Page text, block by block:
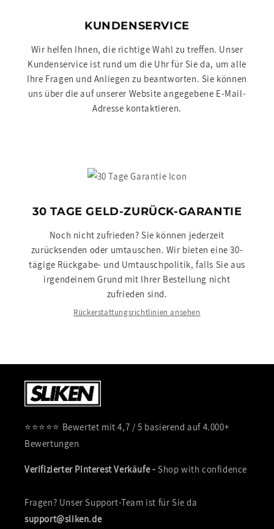
KUNDENSERVICE
Wir helfen Ihnen, die richtige Wahl zu treffen. Unser
Kundenservice ist rund um die Uhr für Sie da, um alle
Ihre Fragen und Anliegen zu beantworten. Sie können
uns über die auf unserer Website angegebene E-Mail-
Adresse kontaktieren.
30 TAGE GELD-ZURÜCK-GARANTIE
Noch nicht zufrieden? Sie können jederzeit
zurücksenden oder umtauschen. Wir bieten eine 30-
tägige Rückgabe- und Umtauschpolitik, falls Sie aus
irgendeinem Grund mit Ihrer Bestellung nicht
zufrieden sind.
Rückerstattungsrichtlinien ansehen
⭐⭐⭐⭐⭐ Bewertet mit 4,7 / 5 basierend auf 4.000+
Bewertungen
Verifizierter Pinterest Verkäufe - Shop with confidence
Fragen? Unser Support-Team ist für Sie da
support@sliken.de